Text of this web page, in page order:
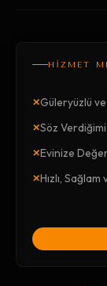
HİZMET
×Güleryüzlü
×Söz
×Evinize
×Hızlı,